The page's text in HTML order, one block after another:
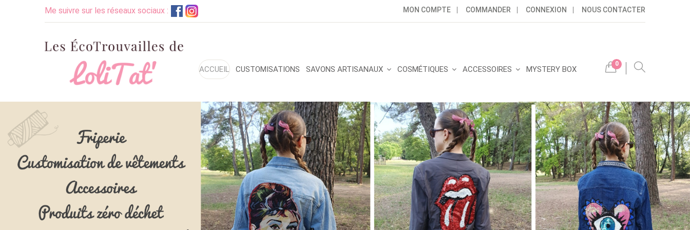
Me suivre sur les réseaux sociaux : MON COMPTE COMMANDER CONNEXION NOUS CONTACTER
ACCUEIL CUSTOMISATIONS SAVONS ARTISANAUX COSMÉTIQUES ACCESSOIRES MYSTERY BOX
0